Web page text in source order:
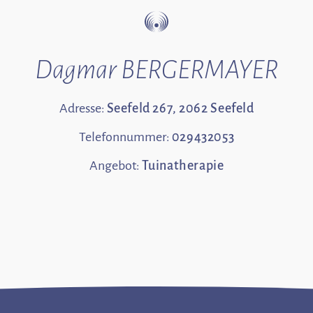
Dagmar BERGERMAYER
Adresse: Seefeld 267, 2062 Seefeld
Telefonnummer: 029432053
Angebot: Tuinatherapie